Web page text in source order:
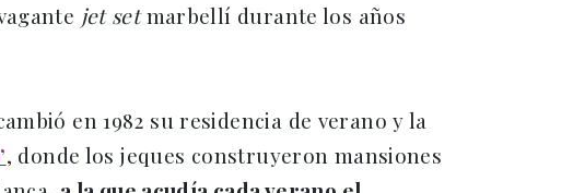
jet setmarbellí durante los años
en 1982 su residencia de verano y la
, donde los jeques construyeron mansiones